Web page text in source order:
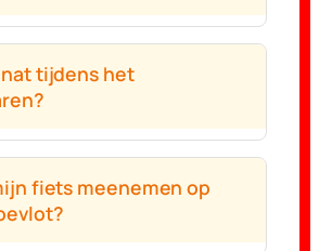
tijdens het
fiets meenemen op